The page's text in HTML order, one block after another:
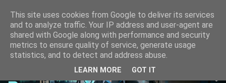
This site uses cookies from Google to deliver its services
and to analyze traffic. Your IP address and user-agent are
shared with Google along with performance and security
metrics to ensure quality of service, generate usage
statistics, and to detect and address abuse.
LEARN MORE GOT IT